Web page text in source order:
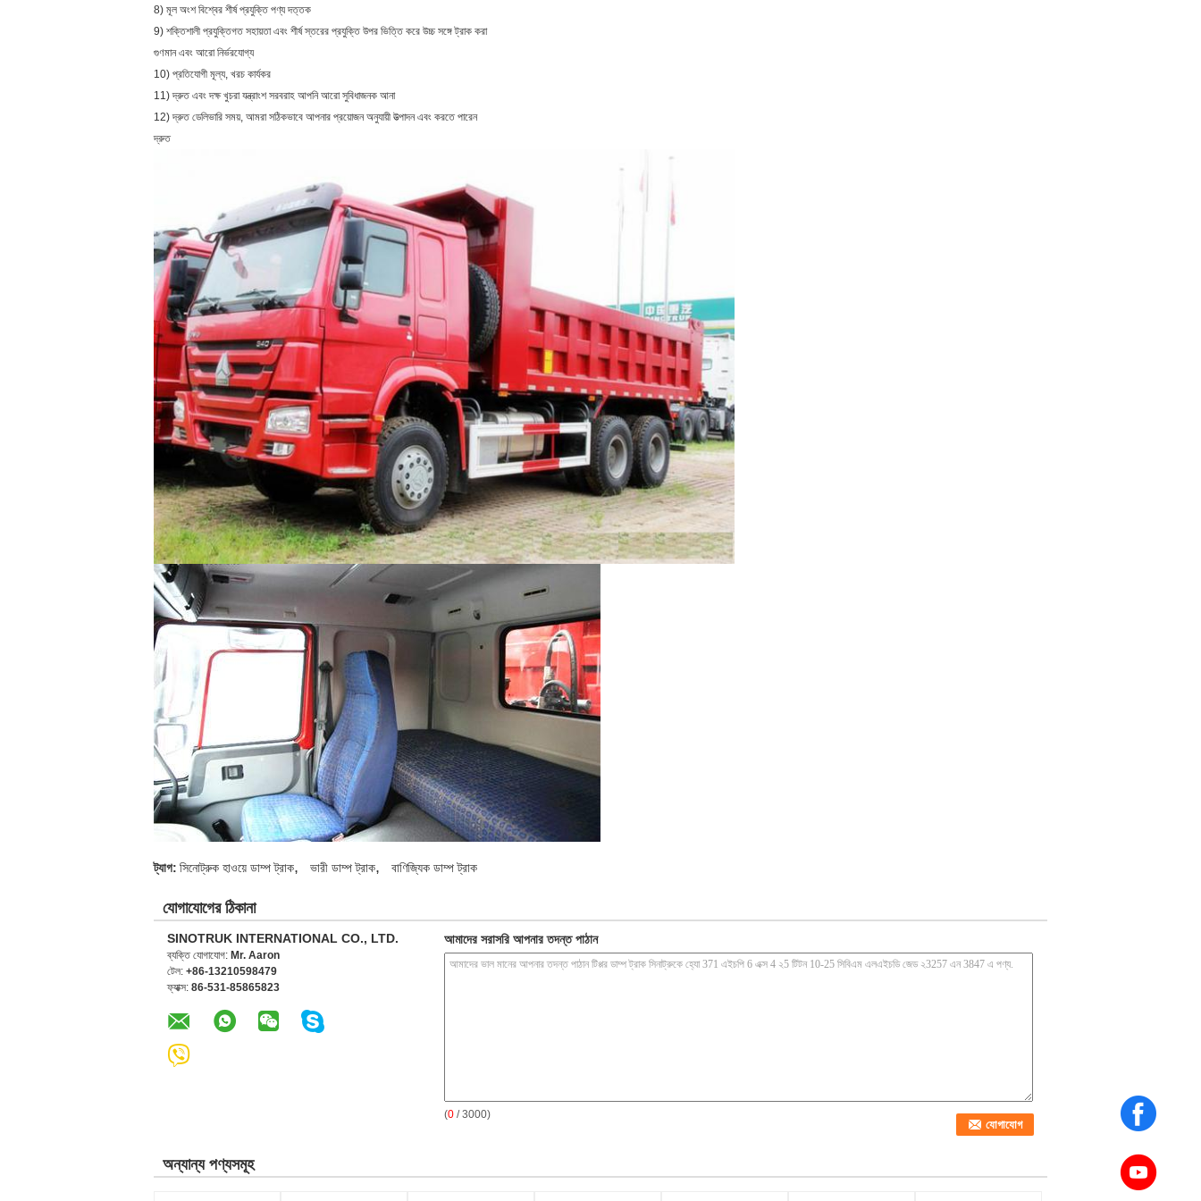
8) মূল অংশ বিশ্বের শীর্ষ প্রযুক্তি পণ্য দত্তক
9) শক্তিশালী প্রযুক্তিগত সহায়তা এবং শীর্ষ স্তরের প্রযুক্তি উপর ভিত্তি করে উচ্চ সঙ্গে ট্রাক করা
গুণমান এবং আরো নির্ভরযোগ্য
10) প্রতিযোগী মূল্য, খরচ কার্যকর
11) দ্রুত এবং দক্ষ খুচরা যন্ত্রাংশ সরবরাহ আপনি আরো সুবিধাজনক আনা
12) দ্রুত ডেলিভারি সময়, আমরা সঠিকভাবে আপনার প্রয়োজন অনুযায়ী উত্পাদন এবং করতে পারেন
দ্রুত
ট্যাগ: সিনোট্রুক হাওয়ে ডাম্প ট্রাক, ভারী ডাম্প ট্রাক, বাণিজ্যিক ডাম্প ট্রাক
যোগাযোগের ঠিকানা
SINOTRUK INTERNATIONAL CO., LTD.
ব্যক্তি যোগাযোগ: Mr. Aaron
টেল: +86-13210598479
ফ্যাক্স: 86-531-85865823
আমাদের সরাসরি আপনার তদন্ত পাঠান
(0 / 3000)
অন্যান্য পণ্যসমূহ